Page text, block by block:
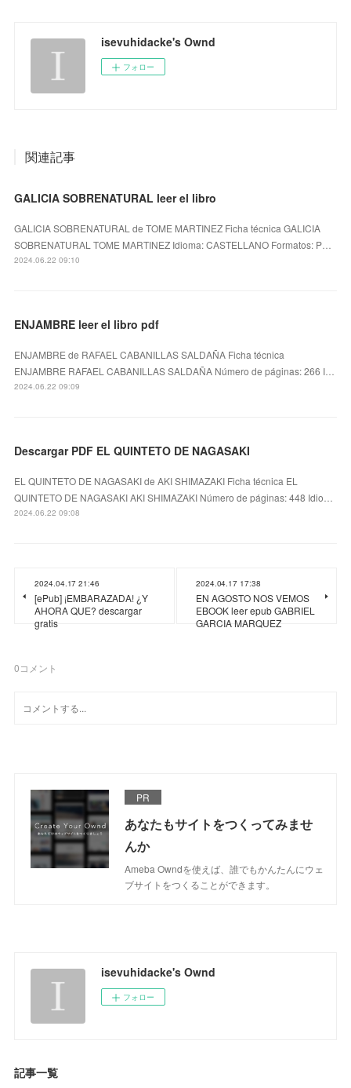
isevuhidacke's Ownd
フォロー
関連記事
GALICIA SOBRENATURAL leer el libro
GALICIA SOBRENATURAL de TOME MARTINEZ Ficha técnica GALICIA
SOBRENATURAL TOME MARTINEZ Idioma: CASTELLANO Formatos: P…
2024.06.22 09:10
ENJAMBRE leer el libro pdf
ENJAMBRE de RAFAEL CABANILLAS SALDAÑA Ficha técnica
ENJAMBRE RAFAEL CABANILLAS SALDAÑA Número de páginas: 266 I…
2024.06.22 09:09
Descargar PDF EL QUINTETO DE NAGASAKI
EL QUINTETO DE NAGASAKI de AKI SHIMAZAKI Ficha técnica EL
QUINTETO DE NAGASAKI AKI SHIMAZAKI Número de páginas: 448 Idio…
2024.06.22 09:08
2024.04.17 21:46
[ePub] ¡EMBARAZADA! ¿Y
AHORA QUE? descargar
gratis
2024.04.17 17:38
EN AGOSTO NOS VEMOS
EBOOK leer epub GABRIEL
GARCIA MARQUEZ
0コメント
PR
あなたもサイトをつくってみませ
んか
Ameba Owndを使えば、誰でもかんたんにウェ
ブサイトをつくることができます。
isevuhidacke's Ownd
フォロー
記事一覧